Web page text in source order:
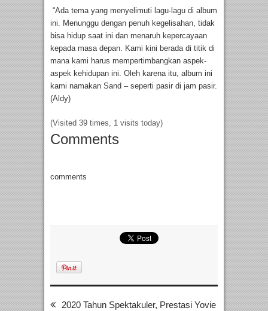
“Ada tema yang menyelimuti lagu-lagu di album
ini. Menunggu dengan penuh kegelisahan, tidak
bisa hidup saat ini dan menaruh kepercayaan
kepada masa depan. Kami kini berada di titik di
mana kami harus mempertimbangkan aspek-
aspek kehidupan ini. Oleh karena itu, album ini
kami namakan Sand – seperti pasir di jam pasir.
(Aldy)
(Visited 39 times, 1 visits today)
Comments
comments
2020 Tahun Spektakuler, Prestasi Yovie